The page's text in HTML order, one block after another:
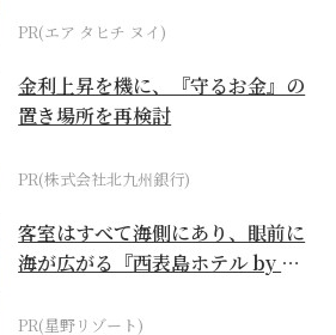
PR(エア タヒチ ヌイ)
金利上昇を機に、『守るお金』の
置き場所を再検討
PR(株式会社北九州銀行)
客室はすべて海側にあり、眼前に
海が広がる『西表島ホテル by 星
PR(星野リゾート)